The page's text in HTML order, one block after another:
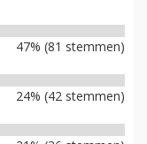
47% (81 stemmen)
24% (42 stemmen)